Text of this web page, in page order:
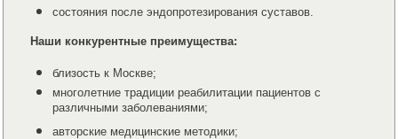
состояния после эндопротезирования суставов.
Наши конкурентные преимущества:
близость к Москве;
многолетние традиции реабилитации пациентов с
различными заболеваниями;
авторские медицинские методики;